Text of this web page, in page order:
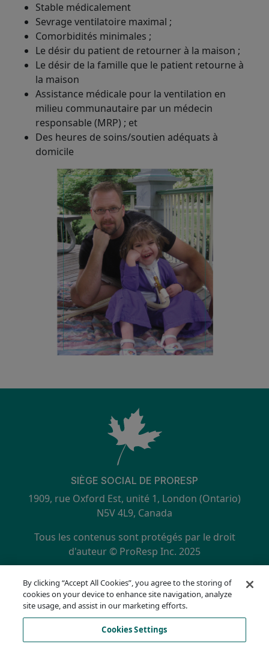
Stable médicalement
Sevrage ventilatoire maximal ;
Comorbidités minimales ;
Le désir du patient de retourner à la maison ;
Le désir de la famille que le patient retourne à
la maison
Assistance médicale pour la ventilation en
milieu communautaire par un médecin
responsable (MRP) ; et
Des heures de soins/soutien adéquats à
domicile
SIÈGE SOCIAL DE PRORESP
1909, rue Oxford Est, unité 1, London (Ontario)
N5V 4L9, Canada
Tous les contenus sont protégés par le droit
d'auteur © ProResp Inc. 2025
SECONDARY MENU
politique de confidentialité
Hotline de conformité
Conditions d'utilisation
AODA
By clicking “Accept All Cookies”, you agree to the storing of
cookies on your device to enhance site navigation, analyze
site usage, and assist in our marketing efforts.
Cookies Settings